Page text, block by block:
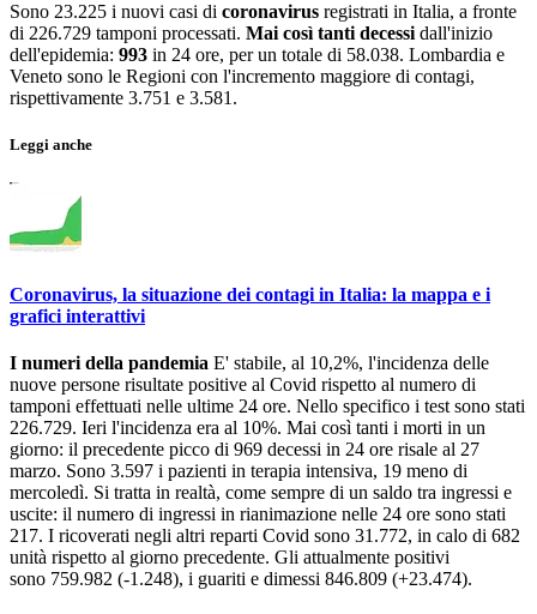
Sono 23.225 i nuovi casi di coronavirus registrati in Italia, a fronte
di 226.729 tamponi processati. Mai così tanti decessi dall'inizio
dell'epidemia: 993 in 24 ore, per un totale di 58.038. Lombardia e
Veneto sono le Regioni con l'incremento maggiore di contagi,
rispettivamente 3.751 e 3.581.
Leggi anche
Coronavirus, la situazione dei contagi in Italia: la mappa e i
grafici interattivi
I numeri della pandemia E' stabile, al 10,2%, l'incidenza delle
nuove persone risultate positive al Covid rispetto al numero di
tamponi effettuati nelle ultime 24 ore. Nello specifico i test sono stati
226.729. Ieri l'incidenza era al 10%. Mai così tanti i morti in un
giorno: il precedente picco di 969 decessi in 24 ore risale al 27
marzo. Sono 3.597 i pazienti in terapia intensiva, 19 meno di
mercoledì. Si tratta in realtà, come sempre di un saldo tra ingressi e
uscite: il numero di ingressi in rianimazione nelle 24 ore sono stati
217. I ricoverati negli altri reparti Covid sono 31.772, in calo di 682
unità rispetto al giorno precedente. Gli attualmente positivi
sono 759.982 (-1.248), i guariti e dimessi 846.809 (+23.474).